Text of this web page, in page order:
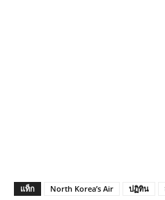
แท็ก North Korea’s Air ปฏิทิน